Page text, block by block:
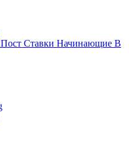
Ставки Начинающие В